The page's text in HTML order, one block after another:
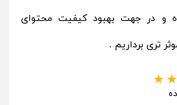
در جهت بهبود کیفیت محتوای
تری برداریم .